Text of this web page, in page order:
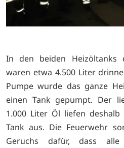
In den beiden Heizöltanks
waren etwa 4.500 Liter
Pumpe wurde das ganze
einen Tank gepumpt. Der
1.000 Liter Öl liefen
Tank aus. Die Feuerwehr
Geruchs dafür, dass